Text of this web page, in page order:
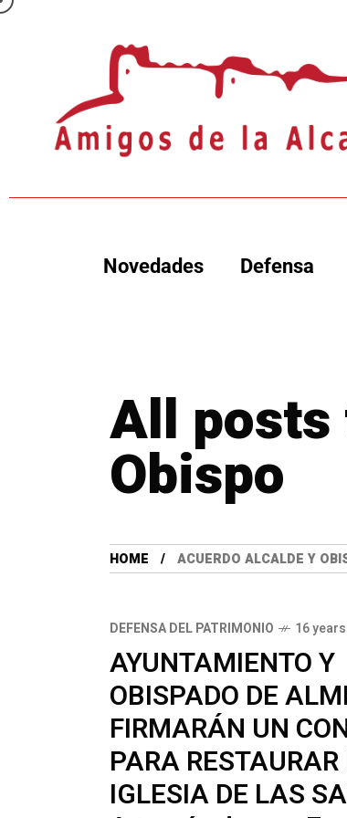
Novedades Defensa
All posts
Obispo
HOME ACUERDO ALCALDE Y
DEFENSA DEL PATRIMONIO 16
AYUNTAMIENTO Y
OBISPADO DE
FIRMARÁN UN
PARA
IGLESIA DE LAS